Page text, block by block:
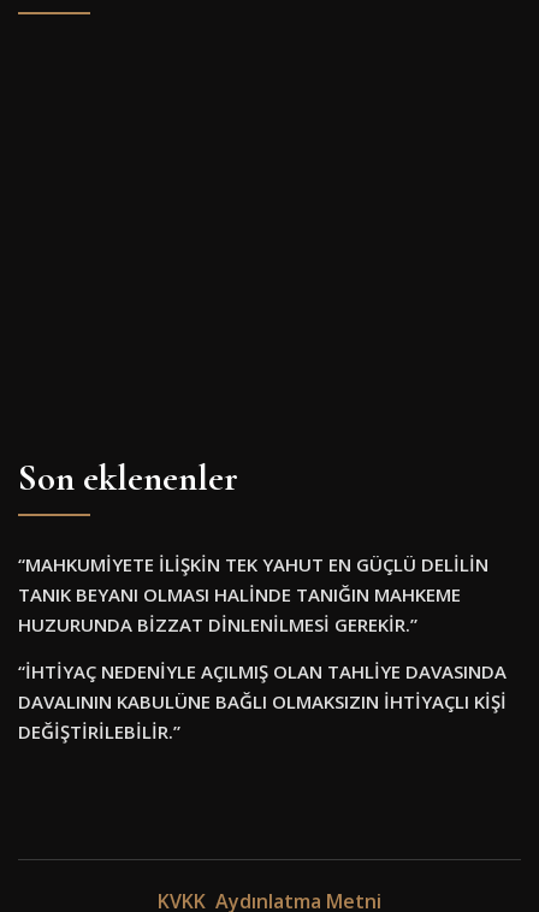
Son eklenenler
“MAHKUMİYETE İLİŞKİN TEK YAHUT EN GÜÇLÜ DELİLİN
TANIK BEYANI OLMASI HALİNDE TANIĞIN MAHKEME
HUZURUNDA BİZZAT DİNLENİLMESİ GEREKİR.”
“İHTİYAÇ NEDENİYLE AÇILMIŞ OLAN TAHLİYE DAVASINDA
DAVALININ KABULÜNE BAĞLI OLMAKSIZIN İHTİYAÇLI KİŞİ
DEĞİŞTİRİLEBİLİR.”
KVKK Aydınlatma Metni